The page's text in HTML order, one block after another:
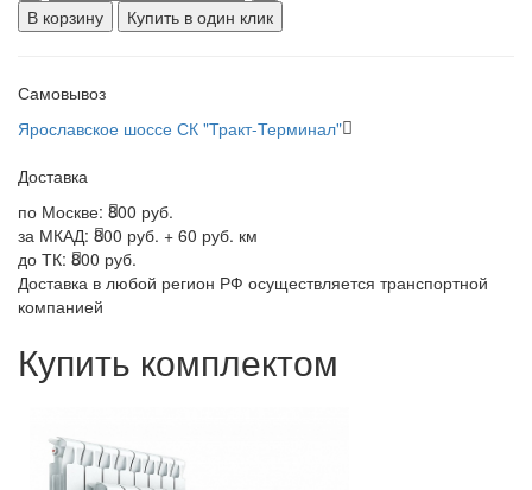
В корзину
Купить в один клик
Самовывоз
Ярославское шоссе СК "Тракт-Терминал"
Доставка
по Москве: 800 руб.
за МКАД: 800 руб. + 60 руб. км
до ТК: 800 руб.
Доставка в любой регион РФ осуществляется транспортной
компанией
Купить комплектом